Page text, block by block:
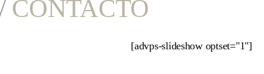
CONTACTO
[advps-slideshow optset="1"]